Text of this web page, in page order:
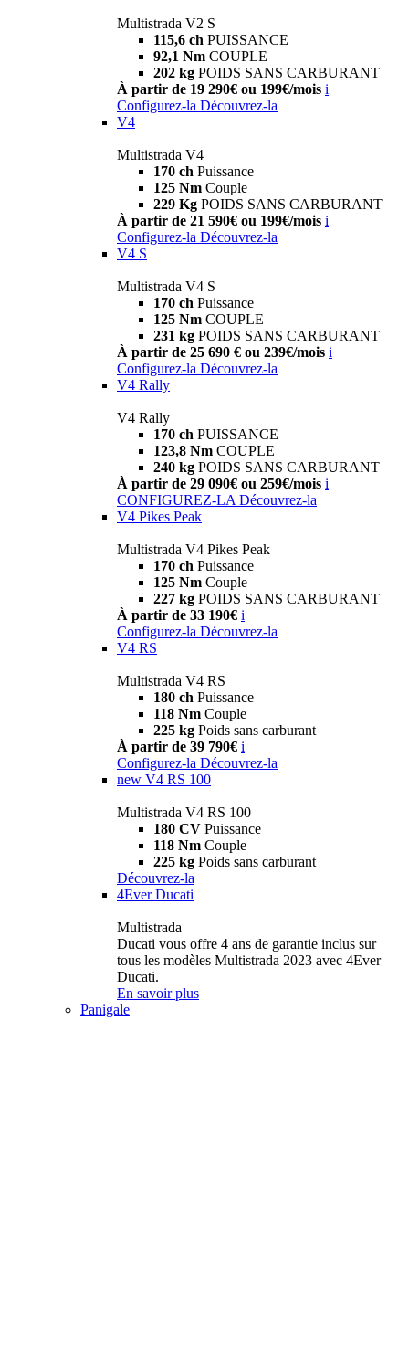
Multistrada V2 S
115,6 ch PUISSANCE
92,1 Nm COUPLE
202 kg POIDS SANS CARBURANT
À partir de 19 290€ ou 199€/mois i
Configurez-la Découvrez-la
V4
Multistrada V4
170 ch Puissance
125 Nm Couple
229 Kg POIDS SANS CARBURANT
À partir de 21 590€ ou 199€/mois i
Configurez-la Découvrez-la
V4 S
Multistrada V4 S
170 ch Puissance
125 Nm COUPLE
231 kg POIDS SANS CARBURANT
À partir de 25 690 € ou 239€/mois i
Configurez-la Découvrez-la
V4 Rally
V4 Rally
170 ch PUISSANCE
123,8 Nm COUPLE
240 kg POIDS SANS CARBURANT
À partir de 29 090€ ou 259€/mois i
CONFIGUREZ-LA Découvrez-la
V4 Pikes Peak
Multistrada V4 Pikes Peak
170 ch Puissance
125 Nm Couple
227 kg POIDS SANS CARBURANT
À partir de 33 190€ i
Configurez-la Découvrez-la
V4 RS
Multistrada V4 RS
180 ch Puissance
118 Nm Couple
225 kg Poids sans carburant
À partir de 39 790€ i
Configurez-la Découvrez-la
new V4 RS 100
Multistrada V4 RS 100
180 CV Puissance
118 Nm Couple
225 kg Poids sans carburant
Découvrez-la
4Ever Ducati
Multistrada
Ducati vous offre 4 ans de garantie inclus sur
tous les modèles Multistrada 2023 avec 4Ever
Ducati.
En savoir plus
Panigale